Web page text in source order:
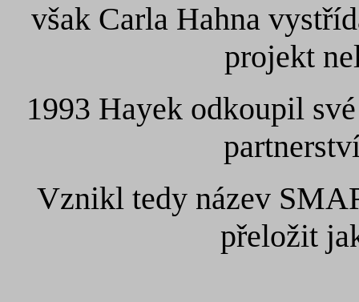
však Carla Hahna
projekt
1993 Hayek odkoupil
Vznikl tedy název
přeložit